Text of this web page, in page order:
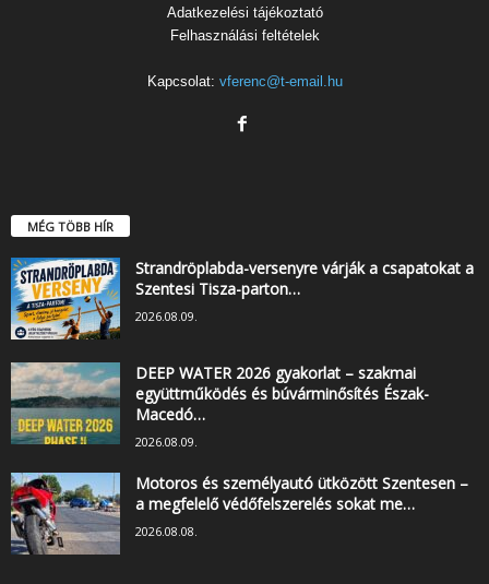
Adatkezelési tájékoztató
Felhasználási feltételek
Kapcsolat: vferenc@t-email.hu
MÉG TÖBB HÍR
Strandröplabda-versenyre várják a csapatokat a
Szentesi Tisza-parton…
2026.08.09.
DEEP WATER 2026 gyakorlat – szakmai
együttműködés és búvárminősítés Észak-
Macedó…
2026.08.09.
Motoros és személyautó ütközött Szentesen –
a megfelelő védőfelszerelés sokat me…
2026.08.08.